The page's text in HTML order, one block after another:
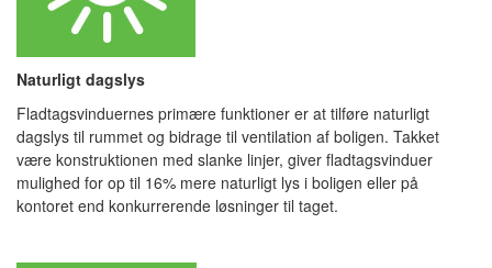
Naturligt dagslys
Fladtagsvinduernes primære funktioner er at tilføre naturligt
dagslys til rummet og bidrage til ventilation af boligen. Takket
være konstruktionen med slanke linjer, giver fladtagsvinduer
mulighed for op til 16% mere naturligt lys i boligen eller på
kontoret end konkurrerende løsninger til taget.